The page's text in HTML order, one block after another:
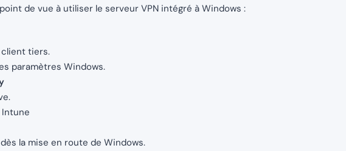
de vue à utiliser le serveur VPN intégré à Windows :
client tiers.
paramètres Windows.
Intune
la mise en route de Windows.